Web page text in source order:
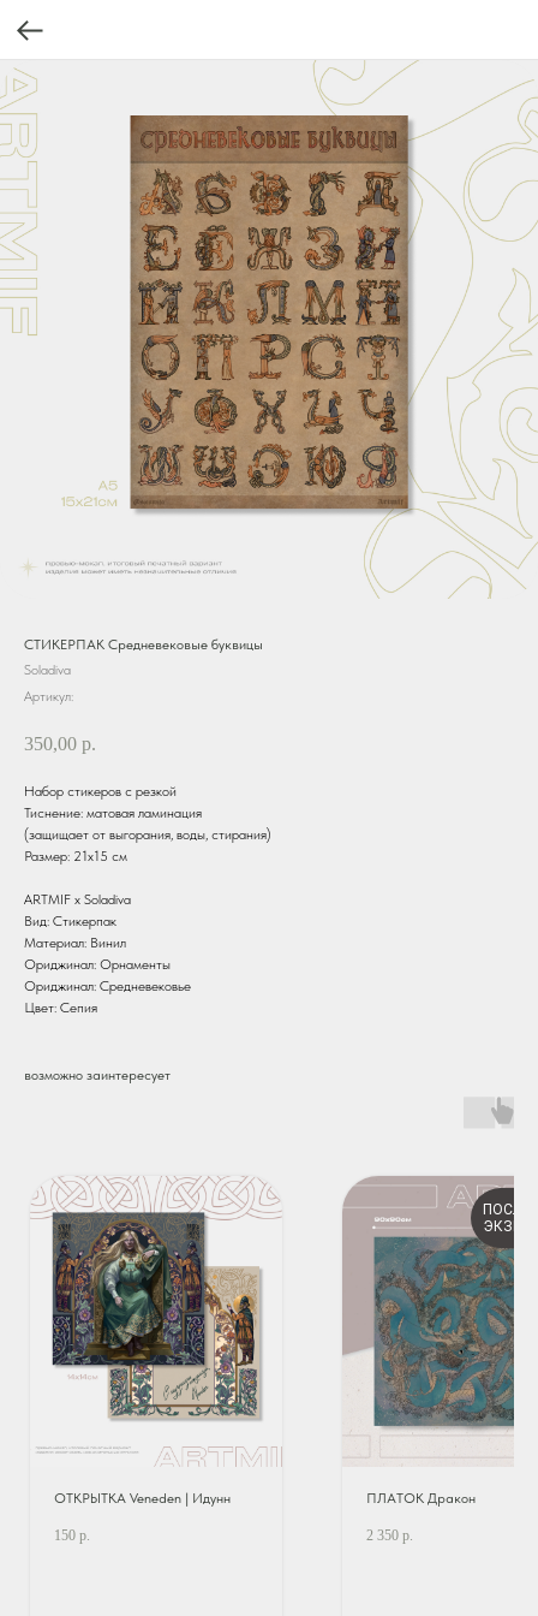
СТИКЕРПАК Средневековые буквицы
Soladiva
Артикул:
350,00 р.
Набор стикеров с резкой
Тиснение: матовая ламинация
(защищает от выгорания, воды, стирания)
Размер: 21х15 см
ARTMIF х Soladiva
Вид: Стикерпак
Материал: Винил
Ориджинал: Орнаменты
Ориджинал: Средневековье
Цвет: Сепия
возможно заинтересует
ОТКРЫТКА Veneden | Идунн
150 р.
ПЛАТОК Дракон
2 350 р.